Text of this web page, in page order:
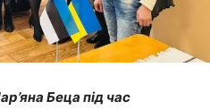
Беца під час